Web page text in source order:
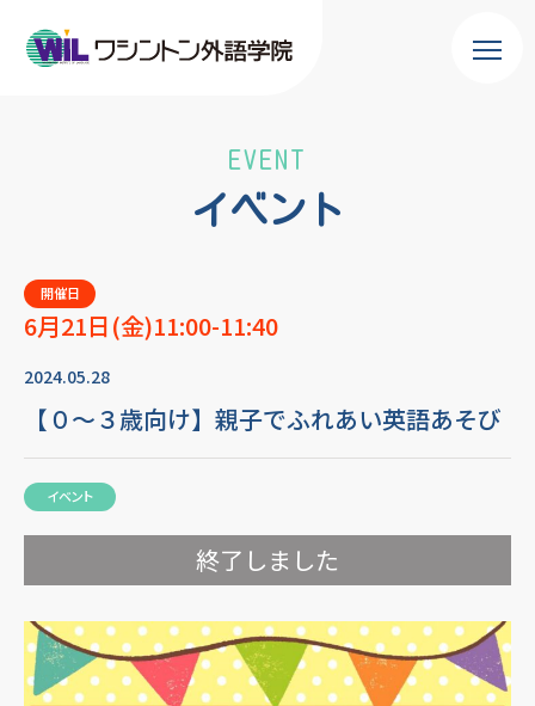
イベント
EVENT
開催日
6月21日(金)11:00-11:40
2024.05.28
【０～３歳向け】親子でふれあい英語あそび
イベント
終了しました